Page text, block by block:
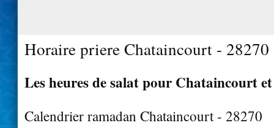
Horaire priere Chataincourt - 28270
Les heures de salat pour Chataincourt et
Calendrier ramadan Chataincourt - 28270